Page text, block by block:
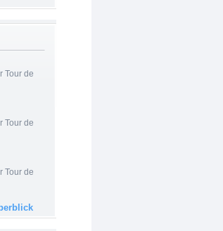
Tour de
Tour de
Tour de